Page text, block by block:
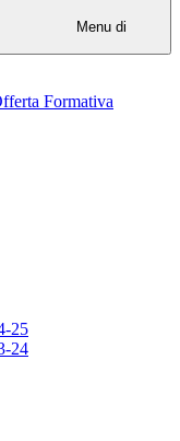
Menu di
Formativa
25
24